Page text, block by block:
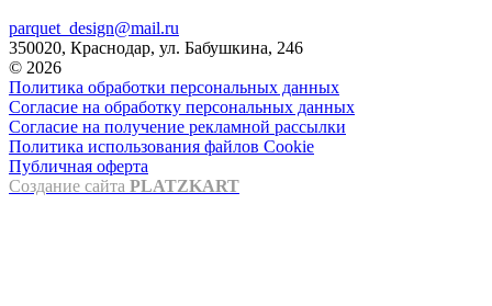
parquet_design@mail.ru
350020, Краснодар, ул. Бабушкина, 246
© 2026
Политика обработки персональных данных
Согласие на обработку персональных данных
Согласие на получение рекламной рассылки
Политика использования файлов Cookie
Публичная оферта
Создание сайта PLATZKART